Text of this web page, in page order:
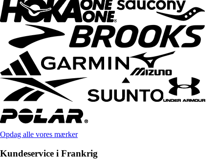
Opdag alle vores mærker
Kundeservice i Frankrig